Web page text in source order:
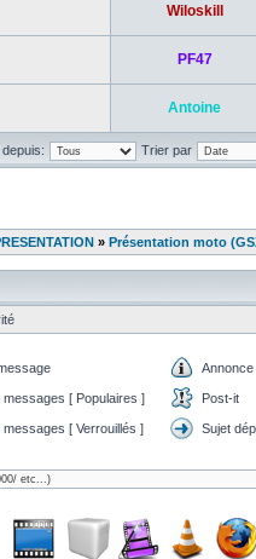
Wiloskill
PF47
Antoine
Trier par
» Présentation moto
Annonce
[ Populaires ] Post-it
[ Verrouillés ] Sujet